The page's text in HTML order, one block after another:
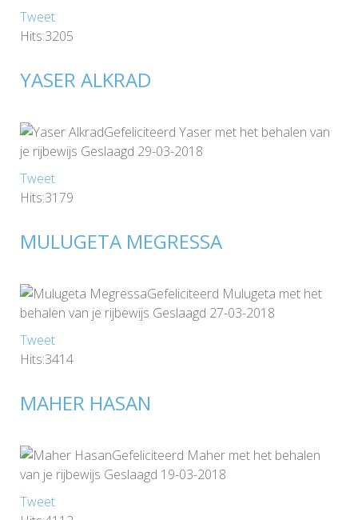
Tweet
Hits:3205
YASER ALKRAD
Gefeliciteerd Yaser met het behalen van
je rijbewijs Geslaagd 29-03-2018
Tweet
Hits:3179
MULUGETA MEGRESSA
Gefeliciteerd Mulugeta met het
behalen van je rijbewijs Geslaagd 27-03-2018
Tweet
Hits:3414
MAHER HASAN
Gefeliciteerd Maher met het behalen
van je rijbewijs Geslaagd 19-03-2018
Tweet